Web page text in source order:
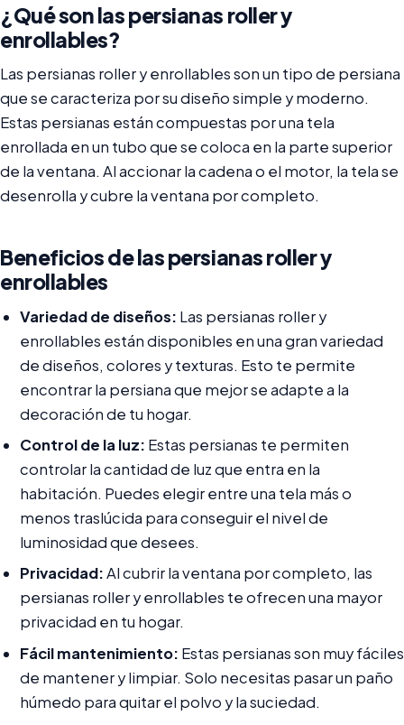
¿Qué son las persianas roller y
enrollables?
Las persianas roller y enrollables son un tipo de persiana
que se caracteriza por su diseño simple y moderno.
Estas persianas están compuestas por una tela
enrollada en un tubo que se coloca en la parte superior
de la ventana. Al accionar la cadena o el motor, la tela se
desenrolla y cubre la ventana por completo.
Beneficios de las persianas roller y
enrollables
Variedad de diseños: Las persianas roller y
enrollables están disponibles en una gran variedad
de diseños, colores y texturas. Esto te permite
encontrar la persiana que mejor se adapte a la
decoración de tu hogar.
Control de la luz: Estas persianas te permiten
controlar la cantidad de luz que entra en la
habitación. Puedes elegir entre una tela más o
menos traslúcida para conseguir el nivel de
luminosidad que desees.
Privacidad:Al cubrir la ventana por completo, las
persianas roller y enrollables te ofrecen una mayor
privacidad en tu hogar.
Fácil mantenimiento: Estas persianas son muy fáciles
de mantener y limpiar. Solo necesitas pasar un paño
húmedo para quitar el polvo y la suciedad.